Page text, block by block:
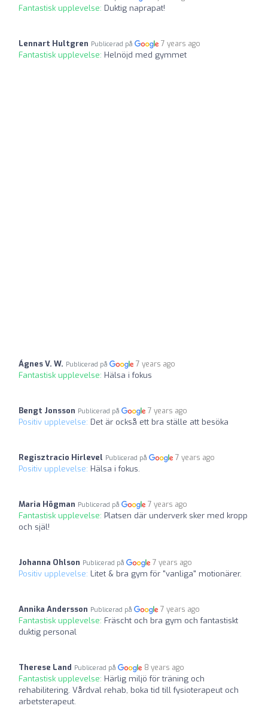
Fantastisk upplevelse: Duktig naprapat!
Lennart Hultgren Publicerad på 7 years ago
Fantastisk upplevelse: Helnöjd med gymmet
Ágnes V. W. Publicerad på 7 years ago
Fantastisk upplevelse: Hälsa i fokus
Bengt Jonsson Publicerad på 7 years ago
Positiv upplevelse: Det är också ett bra ställe att besöka
Regisztracio Hirlevel Publicerad på 7 years ago
Positiv upplevelse: Hälsa i fokus.
Maria Högman Publicerad på 7 years ago
Fantastisk upplevelse: Platsen där underverk sker med kropp
och själ!
Johanna Ohlson Publicerad på 7 years ago
Positiv upplevelse: Litet & bra gym för "vanliga" motionärer.
Annika Andersson Publicerad på 7 years ago
Fantastisk upplevelse: Fräscht och bra gym och fantastiskt
duktig personal
Therese Land Publicerad på 8 years ago
Fantastisk upplevelse: Härlig miljö för träning och
rehabilitering. Vårdval rehab, boka tid till fysioterapeut och
arbetsterapeut.